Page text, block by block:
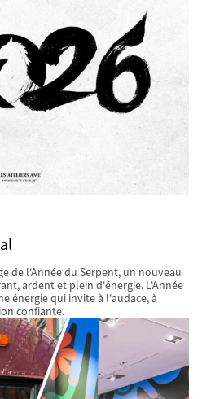
de l'Année du Serpent, un nouveau
ardent et plein d'énergie. L'Année
énergie qui invite à l'audace, à
confiante.